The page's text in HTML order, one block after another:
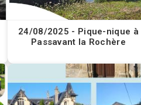
24/08/2025 - Pique-nique à
Passavant la Rochère